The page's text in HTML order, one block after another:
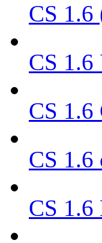
CS 1.6
CS
CS 1.6
CS 1.6
CS